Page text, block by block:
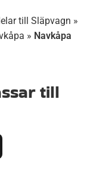
till Släpvagn »
» Navkåpa
till